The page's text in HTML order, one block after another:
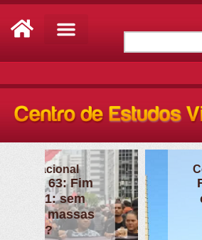
Conjuntura
Fatos & Crítica
cerco
Cuba